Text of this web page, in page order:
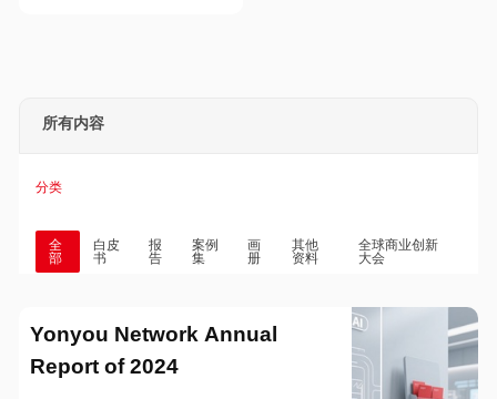
所有内容
分类
全
部
白皮
书
报
告
案例
集
画
册
其他
资料
全球商业创新
大会
Yonyou Network Annual
Report of 2024